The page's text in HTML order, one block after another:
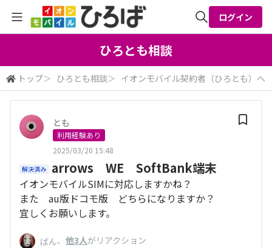
検索
ログイン
ひろとも相談
トップ＞ ひろとも相談＞ イオンモバイル契約者（ひろとも）へ
とも
利用経験あり
2025/03/20 15:48
解決済み arrows WE SoftBank端末
イオンモバイルSIMに対応しますかね？
また au版ドコモ版 どちらになりますか？
宜しくお願いします。
ばん、 他3人がリアクション